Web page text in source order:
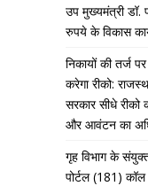
उप मुख्यमंत्री डॉ.
रुपये के विकास
निकायों की तर्ज
करेगा रीको:
सरकार सीधे रीको
और आवंटन का
गृह विभाग के
पोर्टल (181) कॉल